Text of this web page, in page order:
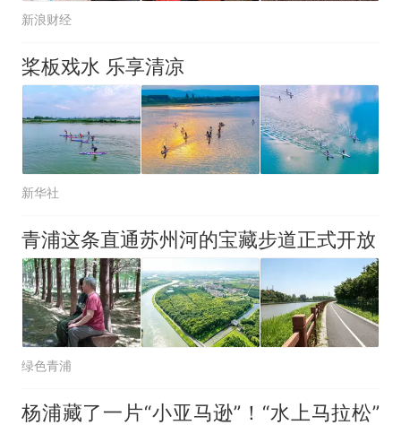
新浪财经
桨板戏水 乐享清凉
新华社
青浦这条直通苏州河的宝藏步道正式开放
绿色青浦
杨浦藏了一片“小亚马逊”！“水上马拉松”